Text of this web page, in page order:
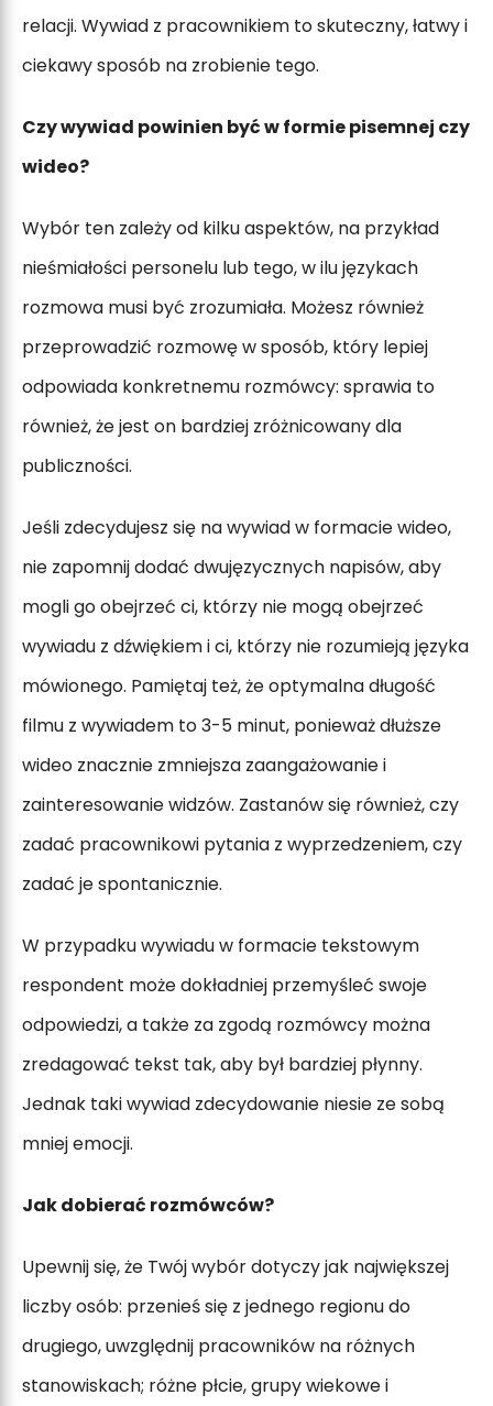
relacji. Wywiad z pracownikiem to skuteczny, łatwy i
ciekawy sposób na zrobienie tego.
Czy wywiad powinien być w formie pisemnej czy
wideo?
Wybór ten zależy od kilku aspektów, na przykład
nieśmiałości personelu lub tego, w ilu językach
rozmowa musi być zrozumiała. Możesz również
przeprowadzić rozmowę w sposób, który lepiej
odpowiada konkretnemu rozmówcy: sprawia to
również, że jest on bardziej zróżnicowany dla
publiczności.
Jeśli zdecydujesz się na wywiad w formacie wideo,
nie zapomnij dodać dwujęzycznych napisów, aby
mogli go obejrzeć ci, którzy nie mogą obejrzeć
wywiadu z dźwiękiem i ci, którzy nie rozumieją języka
mówionego. Pamiętaj też, że optymalna długość
filmu z wywiadem to 3-5 minut, ponieważ dłuższe
wideo znacznie zmniejsza zaangażowanie i
zainteresowanie widzów. Zastanów się również, czy
zadać pracownikowi pytania z wyprzedzeniem, czy
zadać je spontanicznie.
W przypadku wywiadu w formacie tekstowym
respondent może dokładniej przemyśleć swoje
odpowiedzi, a także za zgodą rozmówcy można
zredagować tekst tak, aby był bardziej płynny.
Jednak taki wywiad zdecydowanie niesie ze sobą
mniej emocji.
Jak dobierać rozmówców?
Upewnij się, że Twój wybór dotyczy jak największej
liczby osób: przenieś się z jednego regionu do
drugiego, uwzględnij pracowników na różnych
stanowiskach; różne płcie, grupy wiekowe i